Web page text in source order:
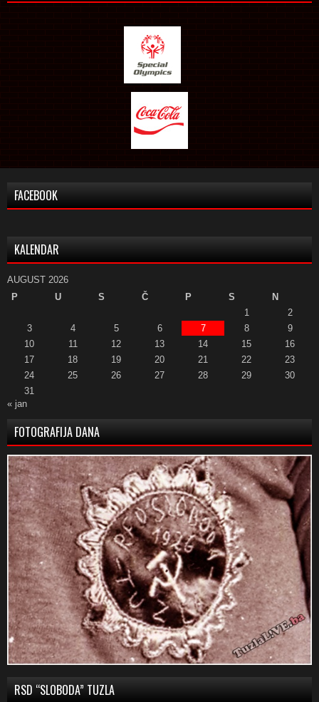
FACEBOOK
KALENDAR
AUGUST 2026
P
U S Č P S
N
1
2
3
4 5 6 7 8
9
10
11 12 13 14 15
16
17
18 19 20 21 22
23
24
25 26 27 28 29
30
31
« jan
FOTOGRAFIJA DANA
RSD “SLOBODA” TUZLA